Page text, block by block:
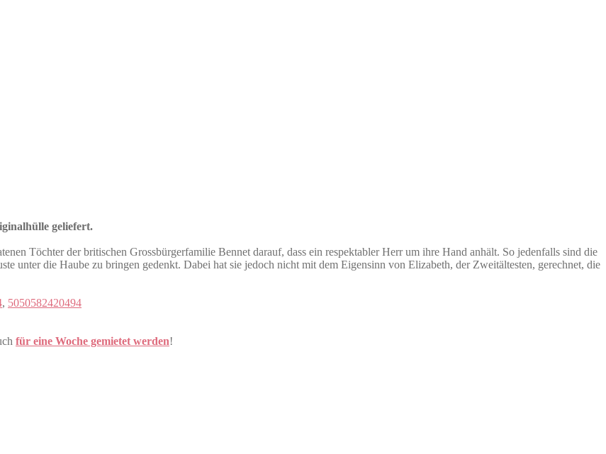
geliefert.
Töchter der britischen Grossbürgerfamilie Bennet darauf, dass ein respektabler Herr um ihre Hand anhält. So jedenfalls sind die
unter die Haube zu bringen gedenkt. Dabei hat sie jedoch nicht mit dem Eigensinn von Elizabeth, der Zweitältesten, gerechnet, die
, 5050582420494
für eine Woche gemietet werden!